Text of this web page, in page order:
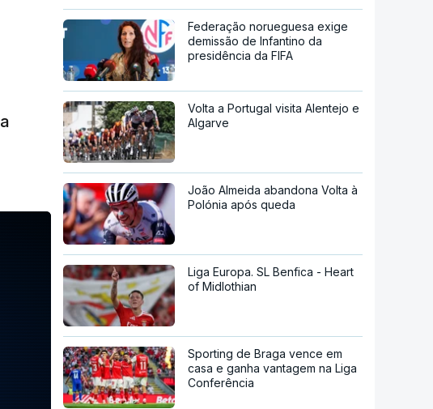
Federação norueguesa exige
demissão de Infantino da
presidência da FIFA
Volta a Portugal visita Alentejo e
Algarve
João Almeida abandona Volta à
Polónia após queda
Liga Europa. SL Benfica - Heart
of Midlothian
Sporting de Braga vence em
casa e ganha vantagem na Liga
Conferência